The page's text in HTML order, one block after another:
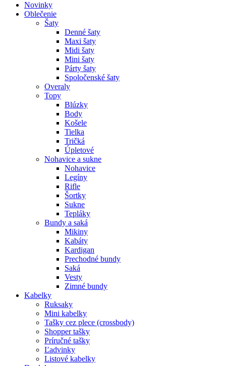
Novinky
Oblečenie
Šaty
Denné šaty
Maxi šaty
Midi šaty
Mini šaty
Párty šaty
Spoločenské šaty
Overaly
Topy
Blúzky
Body
Košele
Tielka
Tričká
Úpletové
Nohavice a sukne
Nohavice
Legíny
Rifle
Šortky
Sukne
Tepláky
Bundy a saká
Mikiny
Kabáty
Kardigan
Prechodné bundy
Saká
Vesty
Zimné bundy
Kabelky
Ruksaky
Mini kabelky
Tašky cez plece (crossbody)
Shopper tašky
Príručné tašky
Ľadvinky
Listové kabelky